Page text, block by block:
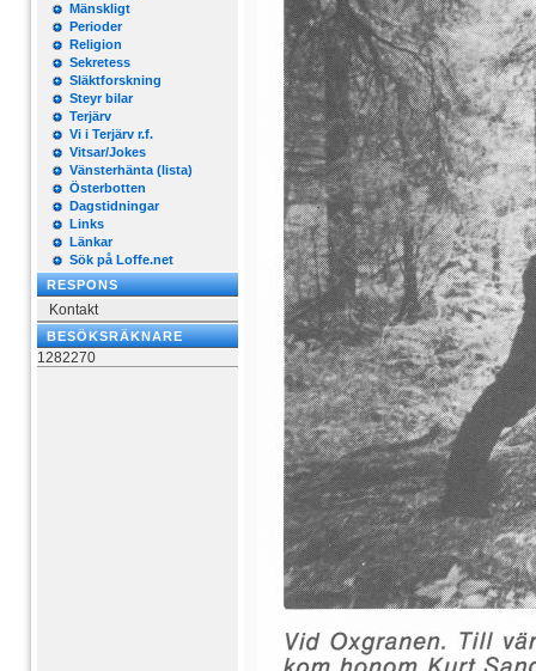
Mänskligt
Perioder
Religion
Sekretess
Släktforskning
Steyr bilar
Terjärv
Vi i Terjärv r.f.
Vitsar/Jokes
Vänsterhänta (lista)
Österbotten
Dagstidningar
Links
Länkar
Sök på Loffe.net
RESPONS
Kontakt
BESÖKSRÄKNARE
1282270